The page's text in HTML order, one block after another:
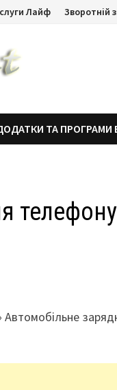
Лайф Зворотній
ТА ПРОГРАМИ
Автомобільне